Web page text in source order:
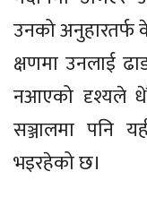
उनको अनुहारतर्फ
क्षणमा उनलाई
नआएको दृश्यले
सञ्जालमा पनि
भइरहेको छ।